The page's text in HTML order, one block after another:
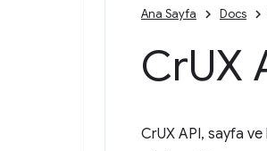
Ana Sayfa Docs
CrUX
CrUX API, sayfa ve